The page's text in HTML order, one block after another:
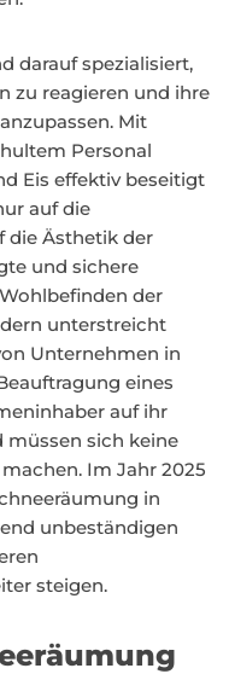
darauf spezialisiert,
zu reagieren und ihre
Mit
Personal
Eis effektiv beseitigt
auf die
die Ästhetik der
und sichere
der
unterstreicht
Unternehmen in
eines
auf ihr
müssen sich keine
Im Jahr 2025
in
unbeständigen
steigen.